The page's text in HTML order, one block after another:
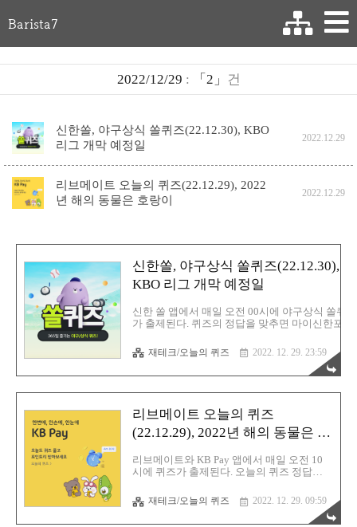
Barista7
2022/12/29 : 「2」 건
신한쏠, 야구상식 쏠퀴즈(22.12.30), KBO
리그 개막 예정일
2022.12.29
리브메이트 오늘의 퀴즈(22.12.29), 2022
년 해의 동물은 호랑이
2022.12.29
신한쏠, 야구상식 쏠퀴즈(22.12.30),
KBO 리그 개막 예정일
신한 쏠 앱에서 매일 오전 00시에 야구상식 쏠퀴즈
가 출제된다. 퀴즈의 정답을 맞추면 마이신한포인
다. 쏠퀴즈는 신한쏠 앱이나 신한페이판에서 응모
수 있다. 신한은행에서는 매일 포인트를 지급하는
다양한 퀴즈와 이벤트 등이 많아서 마이 신한포인
한포인트는 다양한 방법으로 사용이 가능한데, 현
으로 본인 통장에 입금이 가능하다는 것이 가장 좋
은것 같다. ▷ 페이코인( 추천코드 : 45EBYTB ) :
https://payprotocol.page.link/
▷ 메디패스( 추천코드 : 5G2MO7 ) :
https://bit.ly/3PqThfZ ▷ 스마트홈트( 초대코드 :
재테크/오늘의 퀴즈 2022. 12. 29. 23:59
리브메이트 오늘의 퀴즈
(22.12.29), 2022년 해의 동물은 호
리브메이트와 KB Pay 앱에서 매일 오전 10
시에 퀴즈가 출제된다. 오늘의 퀴즈 정답을
안된다. 적립된 포인트리는 유효기간은 5년
으로, 유효기간이 지나면 소멸이 된다. 현금
처럼 사용할 수 있고, 적립된 유효기간도 길
재테크/오늘의 퀴즈 2022. 12. 29. 09:59